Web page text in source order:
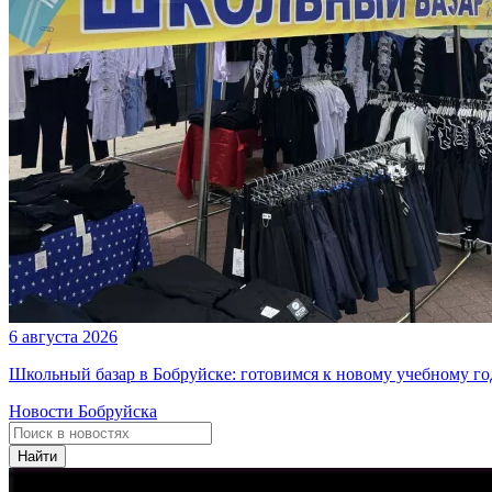
6 августа 2026
Школьный базар в Бобруйске: готовимся к новому учебному
Новости Бобруйска
Найти